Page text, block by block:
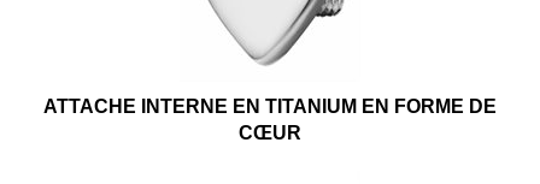
ATTACHE INTERNE EN TITANIUM EN FORME DE
CŒUR